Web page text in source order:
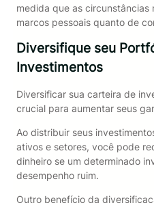
medida que as circunstâncias
marcos pessoais quanto de
Diversifique seu
Investimentos
Diversificar sua carteira de
crucial para aumentar seus
Ao distribuir seus
ativos e setores, você pode
dinheiro se um determinado
desempenho ruim.
Outro benefício da